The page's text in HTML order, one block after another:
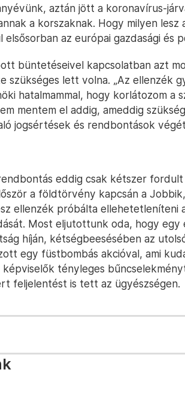
aztán jött a koronavírus-
a korszaknak. Hogy milyen lesz
az európai gazdasági és
büntetéseivel kapcsolatban azt
szükséges lett volna. „Az ellenzék
hatalmammal, hogy korlátozom a
mentem el addig, ameddig
jogsértések és rendbontások
eddig csak kétszer fordult
a földtörvény kapcsán a
ellenzék próbálta ellehetetleníteni
Most eljutottunk oda, hogy
híján, kétségbeesésében az
egy füstbombás akcióval, ami
képviselők tényleges
feljelentést is tett az ügyészségen.